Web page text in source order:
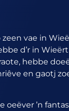
vae in
d’r in
hebbe
en gaotj
’n